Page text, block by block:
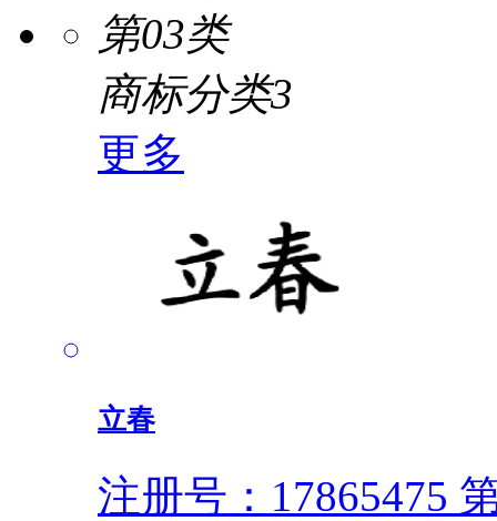
第03类
商标分类3
更多
立春
注册号：17865475